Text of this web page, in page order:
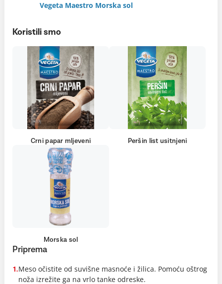
Vegeta Maestro Morska sol
Koristili smo
Crni papar mljeveni Peršin list usitnjeni
Morska sol
Priprema
1.Meso očistite od suvišne masnoće i žilica. Pomoću oštrog
noža izrežite ga na vrlo tanke odreske.